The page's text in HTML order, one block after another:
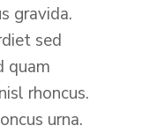
gravida.
sed
quam
rhoncus.
urna.